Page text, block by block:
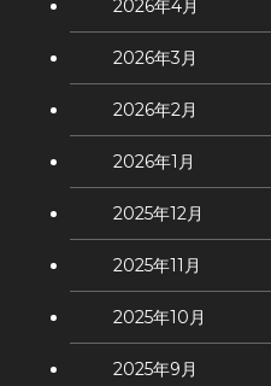
2026年4月
2026年3月
2026年2月
2026年1月
2025年12月
2025年11月
2025年10月
2025年9月